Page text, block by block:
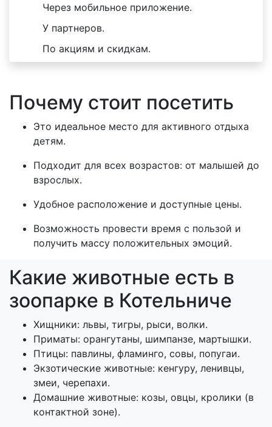
Через мобильное приложение.
У партнеров.
По акциям и скидкам.
Почему стоит посетить
Это идеальное место для активного отдыха
детям.
Подходит для всех возрастов: от малышей до
взрослых.
Удобное расположение и доступные цены.
Возможность провести время с пользой и
получить массу положительных эмоций.
Какие животные есть в
зоопарке в Котельниче
Хищники: львы, тигры, рыси, волки.
Приматы: орангутаны, шимпанзе, мартышки.
Птицы: павлины, фламинго, совы, попугаи.
Экзотические животные: кенгуру, ленивцы,
змеи, черепахи.
Домашние животные: козы, овцы, кролики (в
контактной зоне).